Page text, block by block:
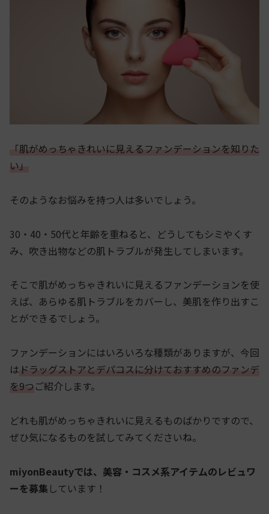
「肌がめっちゃきれいに見えるファンデーションを知りた
い」
そのようなお悩みを持つ人は多いでしょう。
30・40・50代と年齢を重ねると、どうしてもシミやくす
み、吹き出物などの肌トラブルが発生してしまいます。
そこで肌がめっちゃきれいに見えるファンデーションを使
えば、あらゆる肌トラブルをカバーし、美肌を作り出すこ
とができるでしょう。
ファンデーションにはいろいろな種類がありますが、今回
は ドラッグストアとデパコスに分けておすすめのファンデ
を9つ ご紹介します。
どれも肌がめっちゃきれいに見えるものばかりですので、
ぜひ気になるものを試してみてくださいね。
miyonBeautyでは、美容・コスメ系アイテムのレビュワ
ーを募集 しています！